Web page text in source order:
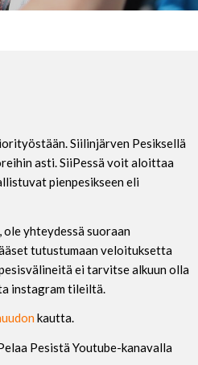
Siilinjärven Pesiksellä
asti. SiiPessä voit aloittaa
pienpesikseen eli
yhteydessä suoraan
tutustumaan veloituksetta
ei tarvitse alkuun olla
instagram tileiltä.
kautta.
Pesistä Youtube-kanavalla